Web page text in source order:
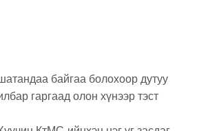
байгаа болохоор дутуу
гаргаад олон хүнээр тэст